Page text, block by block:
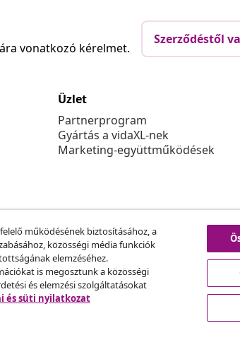
vonatkozó kérelmet.
Szerződéstől
Üzlet
Partnerprogram
Gyártás a vidaXL-nek
Marketing-együttműködések
működésének biztosításához, a
közösségi média funkciók
elemzéséhez.
is megosztunk a közösségi
és elemzési szolgáltatásokat
és süti nyilatkozat